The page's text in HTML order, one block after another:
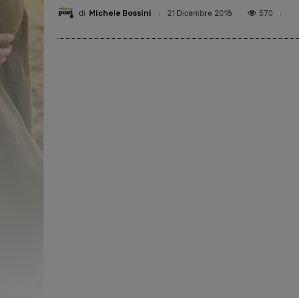
di Michele Bossini 21 Dicembre 2018 570